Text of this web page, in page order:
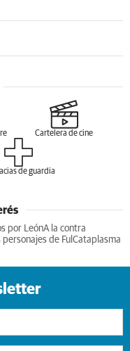
Cartelera de cine
de guardia
por LeónA la contra
personajes de Ful Cataplasma